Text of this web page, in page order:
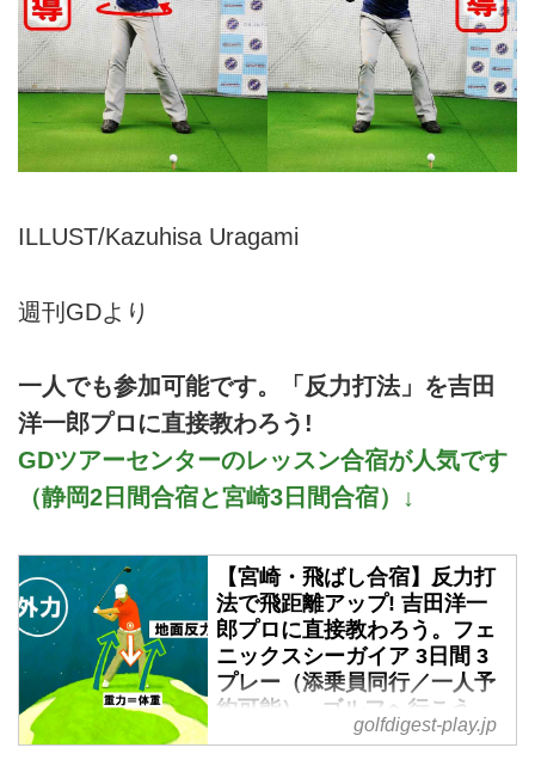
ILLUST/Kazuhisa Uragami
週刊GDより
一人でも参加可能です。「反力打法」を吉田
洋一郎プロに直接教わろう!
GDツアーセンターのレッスン合宿が人気です
（静岡2日間合宿と宮崎3日間合宿）↓
【宮崎・飛ばし合宿】反力打
法で飛距離アップ! 吉田洋一
郎プロに直接教わろう。フェ
ニックスシーガイア 3日間 3
プレー（添乗員同行／一人予
約可能） - ゴルフへ行こう
WEB by ゴルフダイジェスト
golfdigest-play.jp